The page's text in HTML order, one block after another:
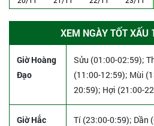
XEM NGÀY TỐT XẤU
Giờ Hoàng
Đạo
Sửu (01:00-02:59);
(11:00-12:59); Mùi
20:59); Hợi (21:00-
Giờ Hắc
Tí (23:00-0:59); Dần